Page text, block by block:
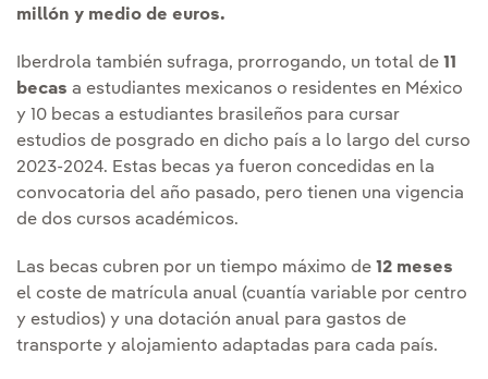
millón y medio de euros.
Iberdrola también sufraga, prorrogando, un total de 11
becas a estudiantes mexicanos o residentes en México
y 10 becas a estudiantes brasileños para cursar
estudios de posgrado en dicho país a lo largo del curso
2023-2024. Estas becas ya fueron concedidas en la
convocatoria del año pasado, pero tienen una vigencia
de dos cursos académicos.
Las becas cubren por un tiempo máximo de 12 meses
el coste de matrícula anual (cuantía variable por centro
y estudios) y una dotación anual para gastos de
transporte y alojamiento adaptadas para cada país.